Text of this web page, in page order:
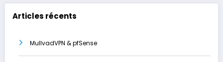
Articles récents
MullvadVPN & pfSense